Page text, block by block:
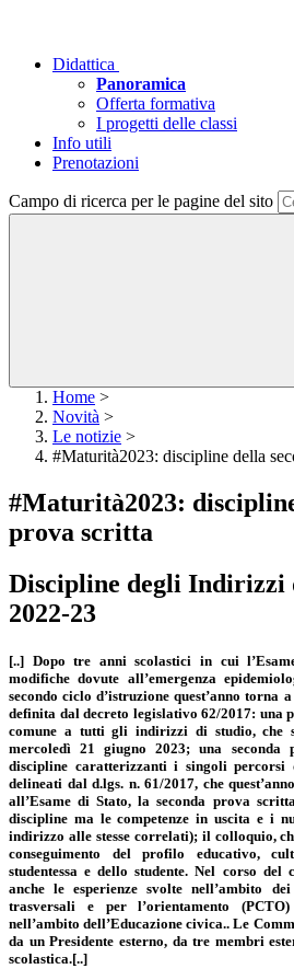
Didattica
Panoramica
Offerta formativa
I progetti delle classi
Info utili
Prenotazioni
Campo di ricerca per le pagine del sito
Home >
Novità >
Le notizie >
#Maturità2023: discipline della
#Maturità2023:
prova scritta
Discipline degli Indirizzi
2022-23
[..] Dopo tre anni scolastici in cui
modifiche dovute all’emergenza
secondo ciclo d’istruzione quest’anno torna
definita dal decreto legislativo 62/2017: una
comune a tutti gli indirizzi di studio, che
mercoledì 21 giugno 2023; una seconda
discipline caratterizzanti i singoli
delineati dal d.lgs. n. 61/2017, che
all’Esame di Stato, la seconda prova
discipline ma le competenze in uscita e i
indirizzo alle stesse correlati); il colloquio,
conseguimento del profilo educativo,
studentessa e dello studente. Nel corso del
anche le esperienze svolte nell’ambito
trasversali e per l’orientamento
nell’ambito dell’Educazione civica.. Le
da un Presidente esterno, da tre membri
scolastica.[..]